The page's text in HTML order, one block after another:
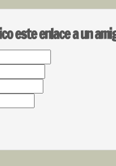
este enlace a un